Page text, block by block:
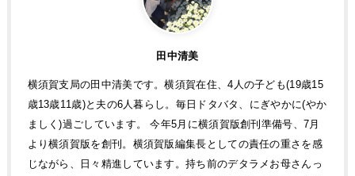
田中清美
横須賀支局の田中清美です。横須賀在住、4人の子ども(19歳15
歳13歳11歳)と夫の6人暮らし。毎日ドタバタ、にぎやかに(やか
ましく)過ごしています。 今年5月に横須賀版創刊準備号、7月
より横須賀版を創刊。横須賀版編集長としての責任の重さを感
じながら、日々精進しています。持ち前のデタラメお母さんっ